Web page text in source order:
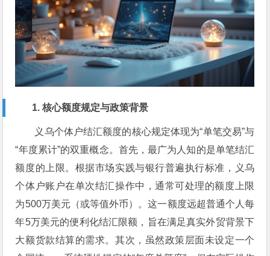
1. 核心额度规定与政策背景
义乌个体户结汇额度的核心规定体现为“单笔交易”与
“年度累计”的双重概念。首先，最广为人知的是单笔结汇
额度的上限。根据市场实践与银行普遍执行标准，义乌
个体户账户在单次结汇操作中，通常可处理的额度上限
为500万美元（或等值外币）。这一额度远超普通个人每
年5万美元的便利化结汇限额，旨在满足真实外贸背景下
大额货款结算的需求。其次，虽然政策层面未设定一个